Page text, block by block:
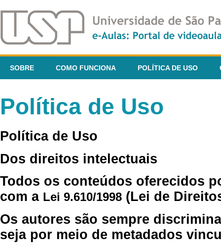
SOBRE COMO FUNCIONA POLÍTICA DE USO
Política de Uso
Política de Uso
Dos direitos intelectuais
Todos os conteúdos oferecidos
com a Lei 9.610/1998 (Lei de
Os autores são sempre
seja por meio de metadados